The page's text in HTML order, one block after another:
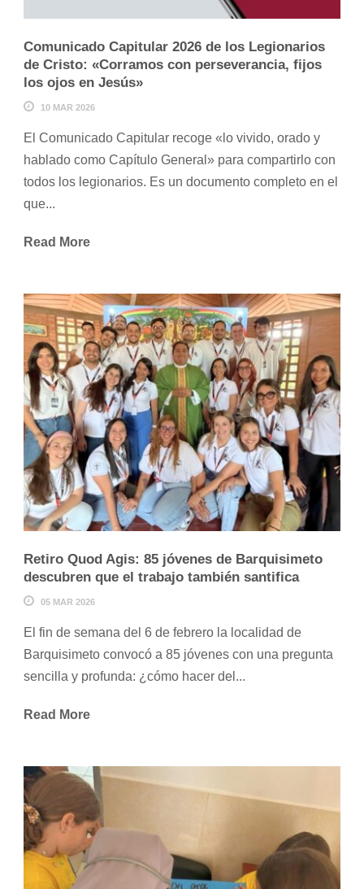
Comunicado Capitular 2026 de los Legionarios
de Cristo: «Corramos con perseverancia, fijos
los ojos en Jesús»
10 MAR 2026
El Comunicado Capitular recoge «lo vivido, orado y
hablado como Capítulo General» para compartirlo con
todos los legionarios. Es un documento completo en el
que...
Read More
Retiro Quod Agis: 85 jóvenes de Barquisimeto
descubren que el trabajo también santifica
05 MAR 2026
El fin de semana del 6 de febrero la localidad de
Barquisimeto convocó a 85 jóvenes con una pregunta
sencilla y profunda: ¿cómo hacer del...
Read More